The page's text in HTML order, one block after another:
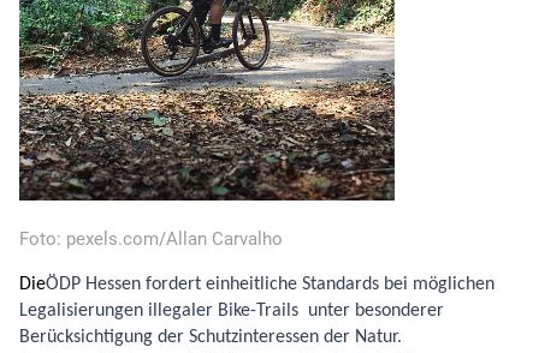
Foto: pexels.com/Allan Carvalho
DieÖDP Hessen fordert einheitliche Standards bei möglichen
Legalisierungen illegaler Bike-Trails unter besonderer
Berücksichtigung der Schutzinteressen der Natur.